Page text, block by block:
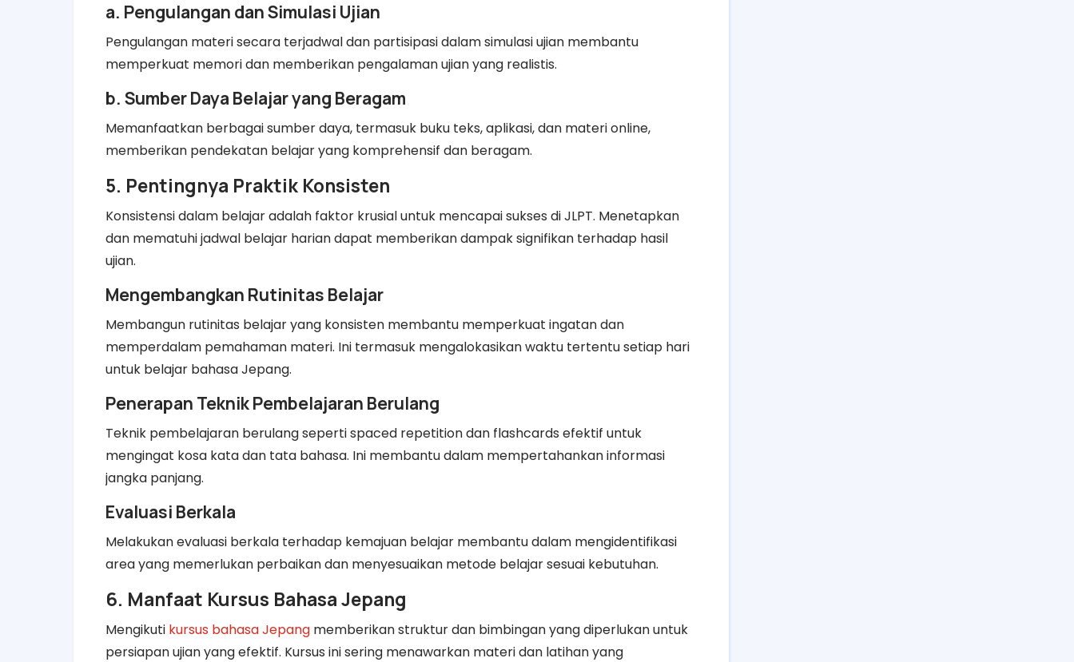
a. Pengulangan dan Simulasi Ujian
Pengulangan materi secara terjadwal dan partisipasi dalam simulasi ujian membantu
memperkuat memori dan memberikan pengalaman ujian yang realistis.
b. Sumber Daya Belajar yang Beragam
Memanfaatkan berbagai sumber daya, termasuk buku teks, aplikasi, dan materi online,
memberikan pendekatan belajar yang komprehensif dan beragam.
5. Pentingnya Praktik Konsisten
Konsistensi dalam belajar adalah faktor krusial untuk mencapai sukses di JLPT. Menetapkan
dan mematuhi jadwal belajar harian dapat memberikan dampak signifikan terhadap hasil
ujian.
Mengembangkan Rutinitas Belajar
Membangun rutinitas belajar yang konsisten membantu memperkuat ingatan dan
memperdalam pemahaman materi. Ini termasuk mengalokasikan waktu tertentu setiap hari
untuk belajar bahasa Jepang.
Penerapan Teknik Pembelajaran Berulang
Teknik pembelajaran berulang seperti spaced repetition dan flashcards efektif untuk
mengingat kosa kata dan tata bahasa. Ini membantu dalam mempertahankan informasi
jangka panjang.
Evaluasi Berkala
Melakukan evaluasi berkala terhadap kemajuan belajar membantu dalam mengidentifikasi
area yang memerlukan perbaikan dan menyesuaikan metode belajar sesuai kebutuhan.
6. Manfaat Kursus Bahasa Jepang
Mengikuti kursus bahasa Jepang memberikan struktur dan bimbingan yang diperlukan untuk
persiapan ujian yang efektif. Kursus ini sering menawarkan materi dan latihan yang